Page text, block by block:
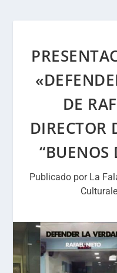
DE
DIRECTOR
“BUENOS
Publicado por La